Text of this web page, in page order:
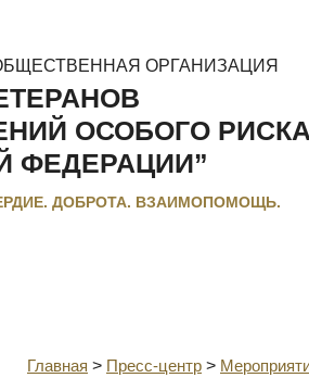
ОРГАНИЗАЦИЯ
ОСОБОГО РИСКА
ФЕДЕРАЦИИ”
ДОБРОТА. ВЗАИМОПОМОЩЬ.
Главная > Пресс-центр >